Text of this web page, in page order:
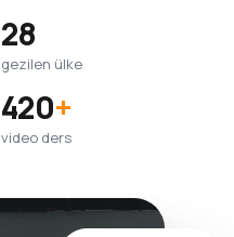
28
gezilen ülke
420+
video ders